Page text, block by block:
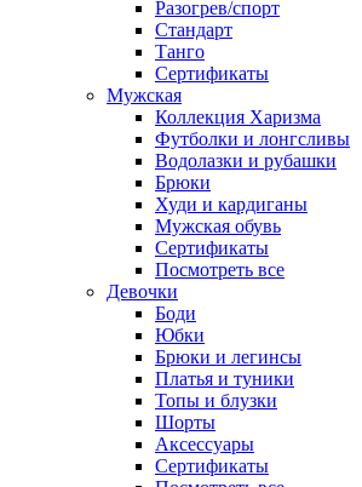
Разогрев/спорт
Стандарт
Танго
Сертификаты
Мужская
Коллекция Харизма
Футболки и лонгсливы
Водолазки и рубашки
Брюки
Худи и кардиганы
Мужская обувь
Сертификаты
Посмотреть все
Девочки
Боди
Юбки
Брюки и легинсы
Платья и туники
Топы и блузки
Шорты
Аксессуары
Сертификаты